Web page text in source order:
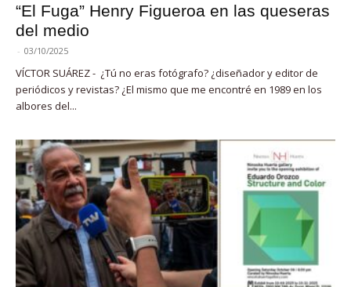
“El Fuga” Henry Figueroa en las queseras
del medio
- 03/10/2025
VÍCTOR SUÁREZ - ¿Tú no eras fotógrafo? ¿diseñador y editor de
periódicos y revistas? ¿El mismo que me encontré en 1989 en los
albores del...